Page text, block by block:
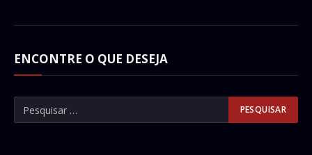
ENCONTRE O QUE DESEJA